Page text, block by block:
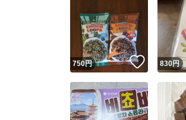
750円 いいね！
830円